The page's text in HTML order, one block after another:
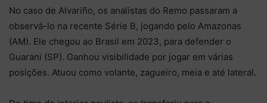
No caso de Alvariño, os analistas do Remo passaram a
observá-lo na recente Série B, jogando pelo Amazonas
(AM). Ele chegou ao Brasil em 2023, para defender o
Guarani (SP). Ganhou visibilidade por jogar em várias
posições. Atuou como volante, zagueiro, meia e até lateral.